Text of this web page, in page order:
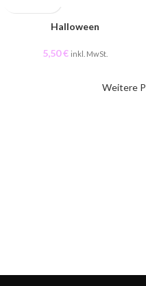
Halloween
5,50€ inkl. MwSt.
Weitere